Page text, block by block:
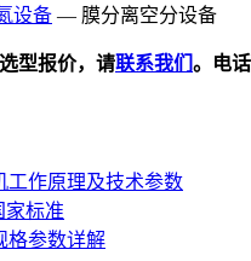
设备 — 膜分离空分设备
型报价，请联系我们 。电话
工作原理及技术参数
家标准
格参数详解